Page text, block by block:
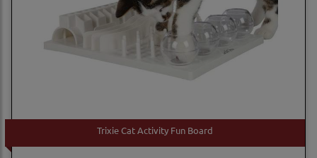
Trixie Cat Activity Fun Board